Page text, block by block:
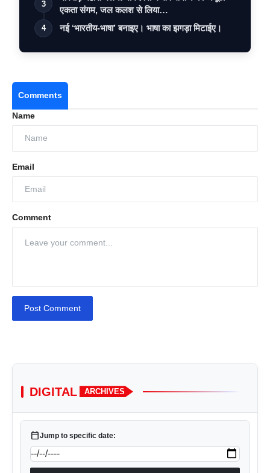
3
एकता संगम, जल कलश से लिया…
4 नई ‘भारतीय-भाषा’ बनाइए। भाषा का झगड़ा मिटाईए।
Comments
Name
Email
Comment
Post Comment
DIGITAL ARCHIVES
calendar_todayJump to specific date: